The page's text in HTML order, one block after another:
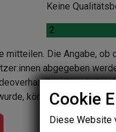
Keine
2
Die Angabe,
abgegeben
können Sie die
Cookie
Diese Website